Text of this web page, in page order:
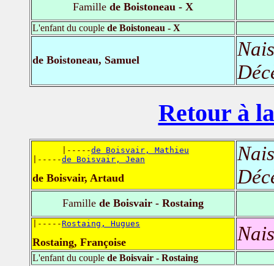
Famille de Boistoneau - X
L'enfant du couple de Boistoneau - X
de Boistoneau, Samuel
Retour à
      |-----
de Boisvair, Mathieu
|-----de Boisvair, Jean
de Boisvair, Artaud
Famille de Boisvair - Rostaing
|-----Rostaing, Hugues
Rostaing, Françoise
L'enfant du couple de Boisvair - Rostaing